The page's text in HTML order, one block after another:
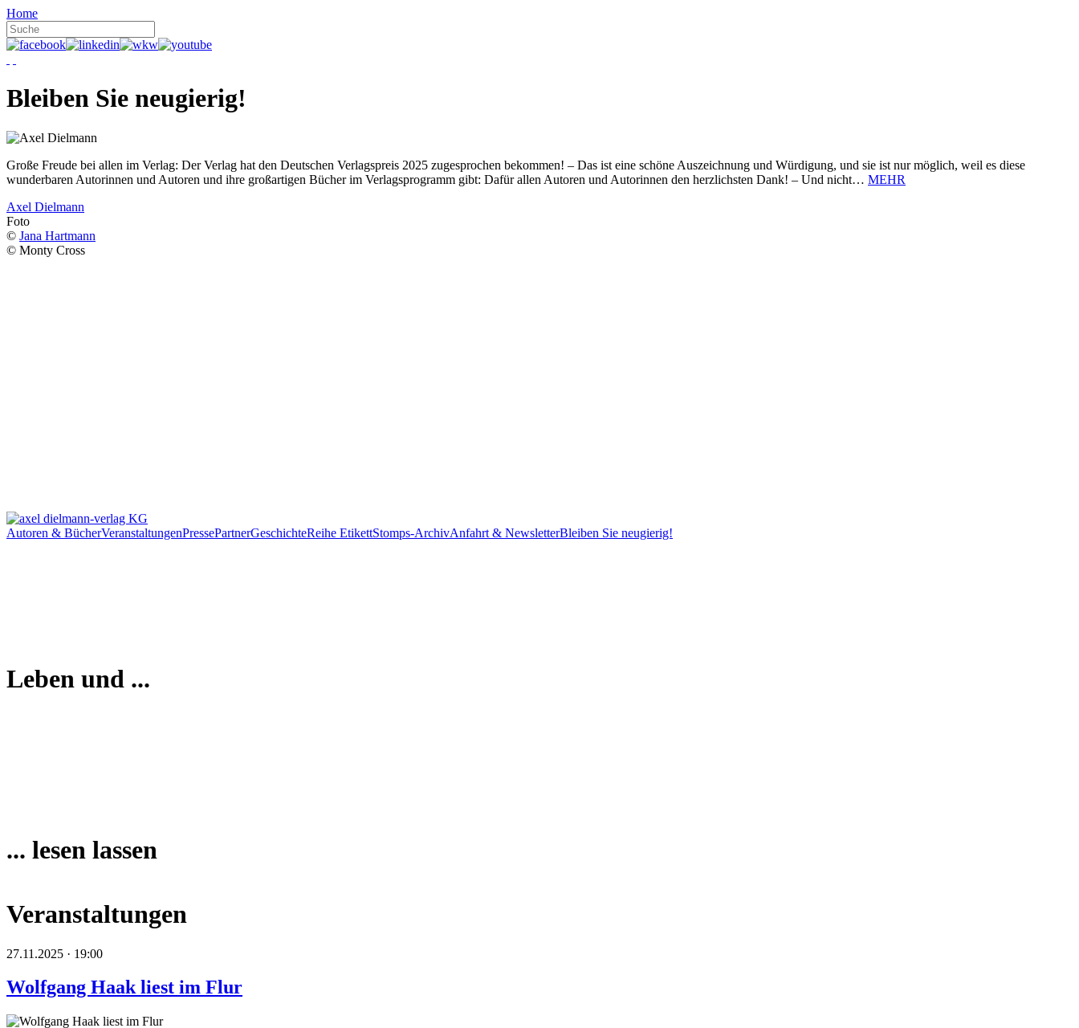
Home
Bleiben Sie neugierig!
Große Freude bei allen im Verlag: Der Verlag hat den Deutschen Verlagspreis 2025 zugesprochen bekommen! – Das ist eine schöne Auszeichnung und Würdigung, und sie ist nur möglich, weil es diese
wunderbaren Autorinnen und Autoren und ihre großartigen Bücher im Verlagsprogramm gibt: Dafür allen Autoren und Autorinnen den herzlichsten Dank! – Und nicht… MEHR
Axel Dielmann
Foto
© Jana Hartmann
© Monty Cross
Autoren & BücherVeranstaltungenPressePartnerGeschichteReihe EtikettStomps-ArchivAnfahrt & NewsletterBleiben Sie neugierig!
Leben und ...
... lesen lassen
Veranstaltungen
27.11.2025 · 19:00
Wolfgang Haak liest im Flur